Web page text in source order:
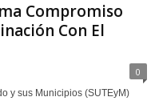
Compromiso
Con El
0
y sus Municipios (SUTEyM)